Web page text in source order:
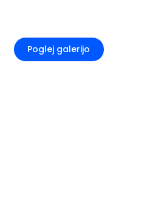
Poglej galerijo